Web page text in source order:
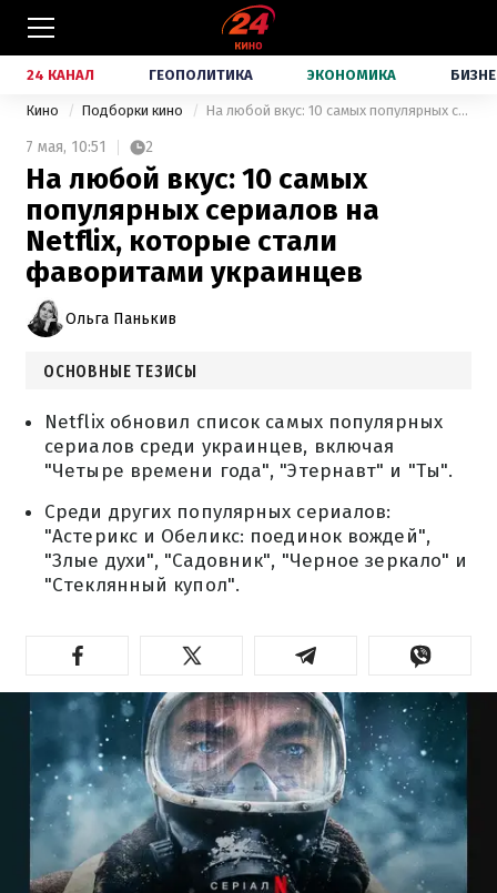
24 КАНАЛ ГЕОПОЛИТИКА ЭКОНОМИКА
Кино Подборки кино На любой вкус: 10 самых популярных сериалов на Netflix, которые стали фаворитами украинцев
7 мая, 10:51 2
На любой вкус: 10 самых
популярных сериалов на
Netflix, которые стали
фаворитами украинцев
Ольга Панькив
ОСНОВНЫЕ ТЕЗИСЫ
Netflix обновил список самых популярных
сериалов среди украинцев, включая
"Четыре времени года", "Этернавт" и "Ты".
Среди других популярных сериалов:
"Астерикс и Обеликс: поединок вождей",
"Злые духи", "Садовник", "Черное зеркало" и
"Стеклянный купол".